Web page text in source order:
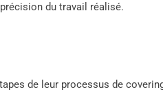
du travail réalisé.
de leur processus de